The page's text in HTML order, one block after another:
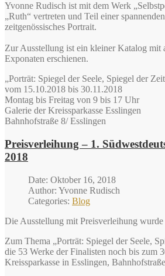
Yvonne Rudisch ist mit dem Werk
„Ruth“ vertreten und Teil einer
zeitgenössisches Portrait.
Zur Ausstellung ist ein kleiner Katalog mit
Exponaten erschienen.
„Porträt: Spiegel der Seele, Spiegel der
vom 15.10.2018 bis 30.11.2018
Montag bis Freitag von 9 bis 17 Uhr
Galerie der Kreissparkasse Esslingen
Bahnhofstraße 8/ Esslingen
Preisverleihung – 1.
2018
Date: Oktober 16, 2018
Author: Yvonne Rudisch
Categories: Blog
Die Ausstellung mit Preisverleihung
Zum Thema „Porträt: Spiegel der Seele,
die 53 Werke der Finalisten noch bis zum
Kreissparkasse in Esslingen,